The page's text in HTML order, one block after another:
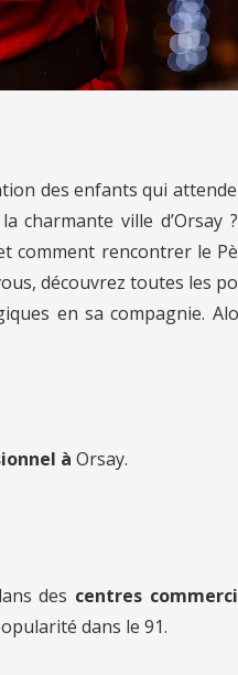
des enfants qui
ville d’Orsay
rencontrer le
découvrez toutes les
en sa compagnie.
à Orsay.
des centres
dans le 91.